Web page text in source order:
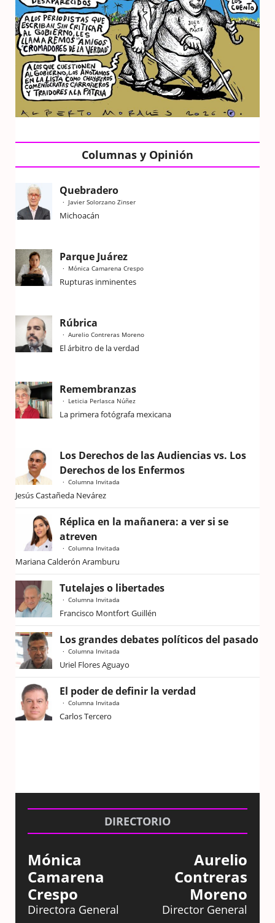
Columnas y Opinión
Quebradero
Javier Solorzano Zinser
Michoacán
Parque Juárez
Mónica Camarena Crespo
Rupturas inminentes
Rúbrica
Aurelio Contreras Moreno
El árbitro de la verdad
Remembranzas
Leticia Perlasca Núñez
La primera fotógrafa mexicana
Los Derechos de las Audiencias vs. Los
Derechos de los Enfermos
Columna Invitada
Jesús Castañeda Nevárez
Réplica en la mañanera: a ver si se
atreven
Columna Invitada
Mariana Calderón Aramburu
Tutelajes o libertades
Columna Invitada
Francisco Montfort Guillén
Los grandes debates políticos del pasado
Columna Invitada
Uriel Flores Aguayo
El poder de definir la verdad
Columna Invitada
Carlos Tercero
DIRECTORIO
Mónica
Camarena
Crespo
Directora General
Aurelio
Contreras
Moreno
Director General